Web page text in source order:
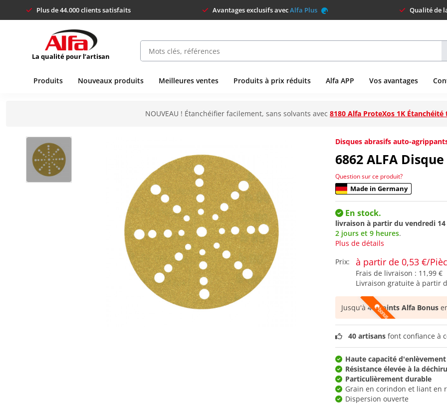
Plus de 44.000 clients satisfaits Avantages exclusifs avecAlfa Plus Qualité de
La qualité pour l’artisan
Produits Nouveaux produits Meilleures ventes Produits à prix réduits Alfa APP Vos avantages
NOUVEAU ! Étanchéifier facilement, sans solvants avec 8180 Alfa ProteXos 1K
Disques abrasifs auto-
6862 ALFA
Question sur ce produit?
Made in Germany
En stock.
livraison à partir du vendredi
2 jours et 9 heures.
Plus de détails
Prix:
à partir de 0,53 €/
Frais de livraison : 11,99 €
Livraison gratuite à partir
Jusqu'à46 points Alfa Bonus
40 artisans font confiance à
Haute capacité d'enlèvement
Résistance élevée à la
Particulièrement durable
Grain en corindon et liant en
Dispersion ouverte